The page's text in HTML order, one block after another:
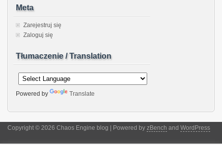
Meta
Zarejestruj się
Zaloguj się
Tłumaczenie / Translation
Powered by Translate
Copyright © 2026 Chaos Engine blog | Powered by zBench and WordPress